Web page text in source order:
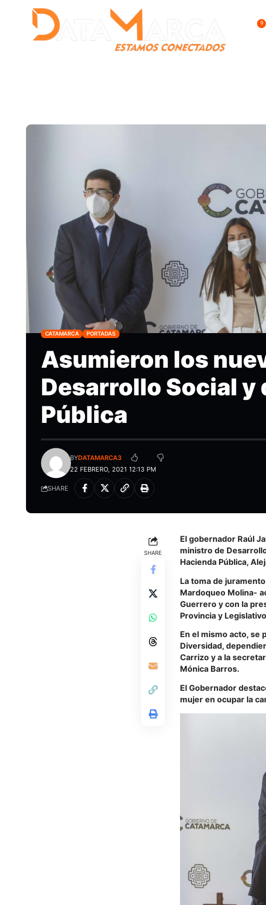
9
CATAMARCA PORTADAS
Asumieron los
Desarrollo Social y
Pública
22 FEBRERO, 2021 12:13 PM
BYDATAMARCA3
SHARE
SHARE
El gobernador Raúl
ministro de
Hacienda Pública,
La toma de
Mardoqueo Molina-
Guerrero y con la
Provincia y
En el mismo acto, se
Diversidad,
Carrizo y a la
Mónica Barros.
El Gobernador
mujer en ocupar la